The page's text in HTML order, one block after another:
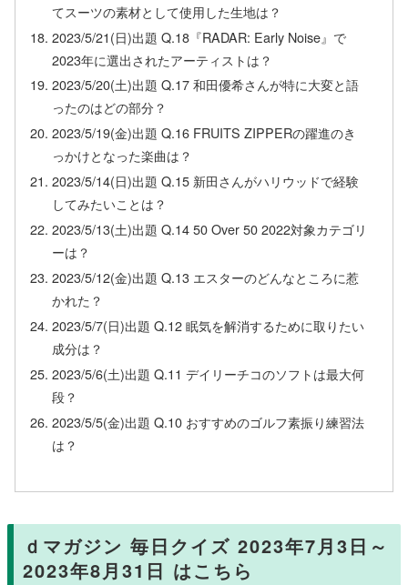
てスーツの素材として使用した生地は？
2023/5/21(日)出題 Q.18『RADAR: Early Noise』で
2023年に選出されたアーティストは？
2023/5/20(土)出題 Q.17 和田優希さんが特に大変と語
ったのはどの部分？
2023/5/19(金)出題 Q.16 FRUITS ZIPPERの躍進のき
っかけとなった楽曲は？
2023/5/14(日)出題 Q.15 新田さんがハリウッドで経験
してみたいことは？
2023/5/13(土)出題 Q.14 50 Over 50 2022対象カテゴリ
ーは？
2023/5/12(金)出題 Q.13 エスターのどんなところに惹
かれた？
2023/5/7(日)出題 Q.12 眠気を解消するために取りたい
成分は？
2023/5/6(土)出題 Q.11 デイリーチコのソフトは最大何
段？
2023/5/5(金)出題 Q.10 おすすめのゴルフ素振り練習法
は？
ｄマガジン 毎日クイズ 2023年7月3日～
2023年8月31日 はこちら